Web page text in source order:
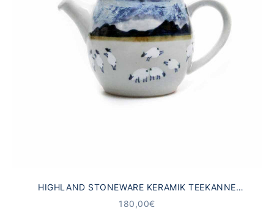
HIGHLAND STONEWARE KERAMIK TEEKANNE
SCHOTTISCHE SCHAFE
ANGEBOT
180,00€